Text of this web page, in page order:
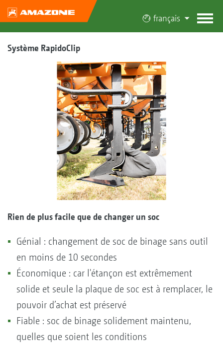
français
Système RapidoClip
Rien de plus facile que de changer un soc
Génial : changement de soc de binage sans outil
en moins de 10 secondes
Économique : car l'étançon est extrêmement
solide et seule la plaque de soc est à remplacer, le
pouvoir d’achat est préservé
Fiable : soc de binage solidement maintenu,
quelles que soient les conditions